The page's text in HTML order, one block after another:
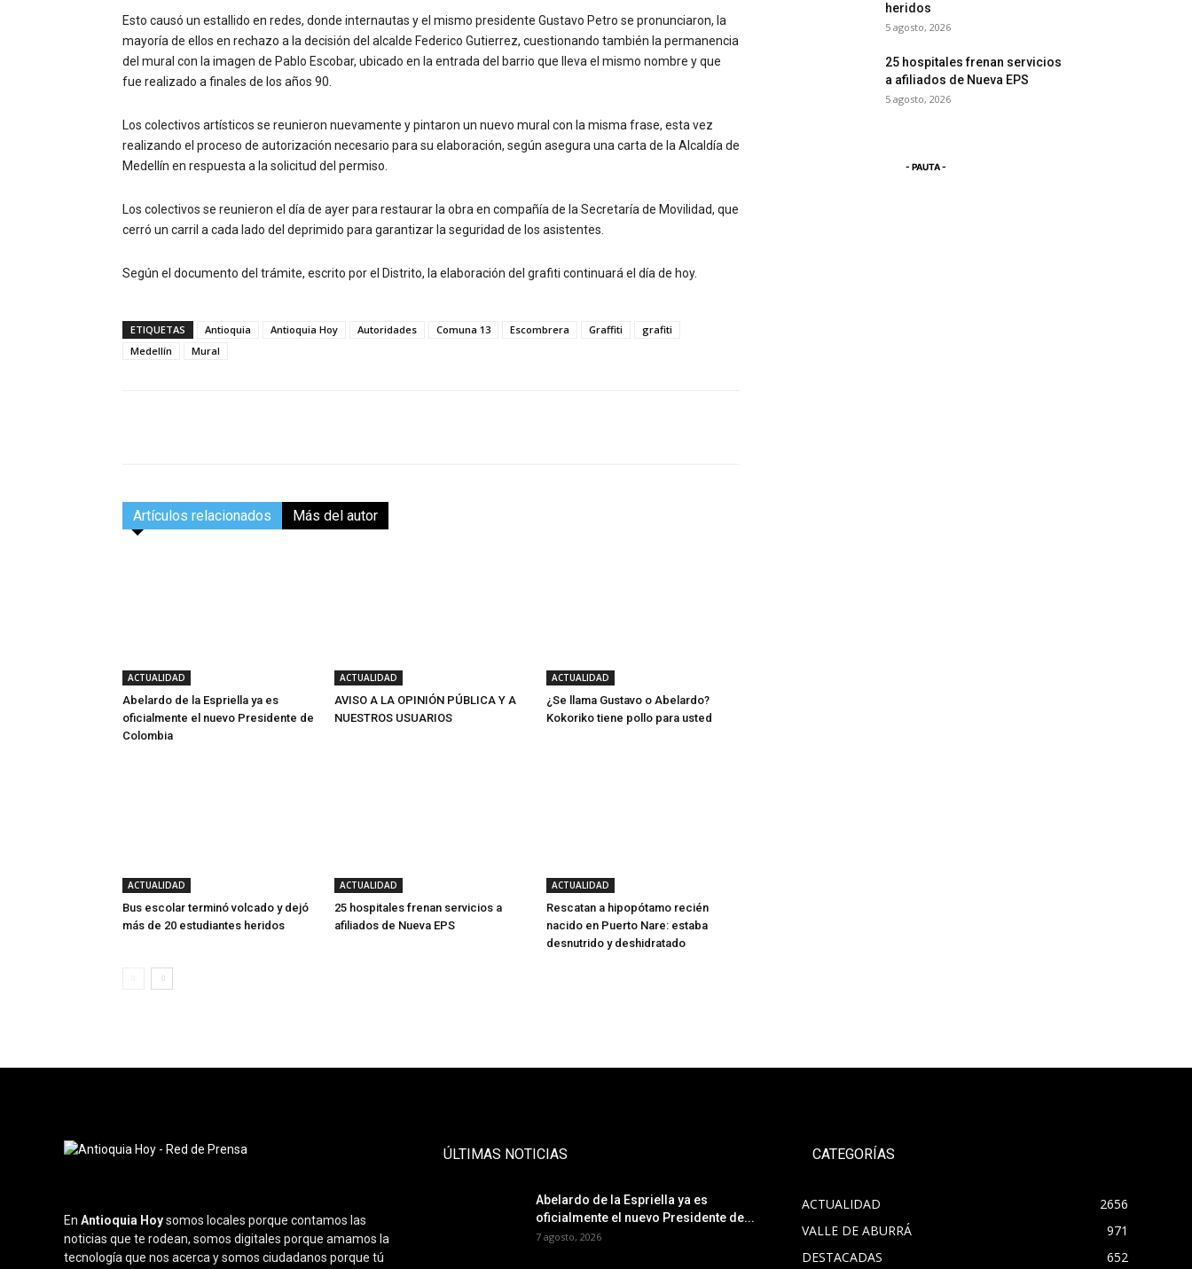
Esto causó un estallido en redes, donde internautas y el mismo presidente Gustavo Petro se pronunciaron, la
mayoría de ellos en rechazo a la decisión del alcalde Federico Gutierrez, cuestionando también la permanencia
del mural con la imagen de Pablo Escobar, ubicado en la entrada del barrio que lleva el mismo nombre y que
fue realizado a finales de los años 90.
Los colectivos artísticos se reunieron nuevamente y pintaron un nuevo mural con la misma frase, esta vez
realizando el proceso de autorización necesario para su elaboración, según asegura una carta de la Alcaldía de
Medellín en respuesta a la solicitud del permiso.
Los colectivos se reunieron el día de ayer para restaurar la obra en compañía de la Secretaría de Movilidad, que
cerró un carril a cada lado del deprimido para garantizar la seguridad de los asistentes.
Según el documento del trámite, escrito por el Distrito, la elaboración del grafiti continuará el día de hoy.
ETIQUETAS Antioquia Antioquia Hoy Autoridades Comuna 13 Escombrera Graffiti
grafiti
Medellín
Mural
Artículos relacionados Más del autor
ACTUALIDAD
Abelardo de la Espriella ya es
oficialmente el nuevo Presidente de
Colombia
ACTUALIDAD
AVISO A LA OPINIÓN PÚBLICA Y A
NUESTROS USUARIOS
ACTUALIDAD
¿Se llama Gustavo o Abelardo?
Kokoriko tiene pollo para usted
ACTUALIDAD
Bus escolar terminó volcado y dejó
más de 20 estudiantes heridos
ACTUALIDAD
25 hospitales frenan servicios a
afiliados de Nueva EPS
ACTUALIDAD
Rescatan a hipopótamo recién
nacido en Puerto Nare: estaba
desnutrido y deshidratado
heridos
5 agosto, 2026
25 hospitales frenan servicios
a afiliados de Nueva EPS
5 agosto, 2026
- PAUTA -
En Antioquia Hoysomos locales porque contamos las
noticias que te rodean, somos digitales porque amamos la
tecnología que nos acerca y somos ciudadanos porque tú
ÚLTIMAS NOTICIAS
Abelardo de la Espriella ya es
oficialmente el nuevo Presidente de...
7 agosto, 2026
CATEGORÍAS
ACTUALIDAD
2656
VALLE DE ABURRÁ
971
DESTACADAS
652